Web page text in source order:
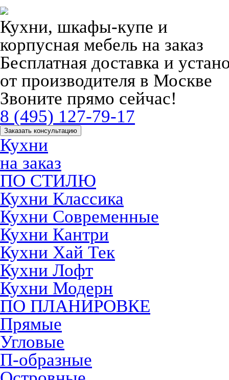
Кухни, шкафы-купе и
корпусная мебель на заказ
Бесплатная доставка и
от производителя в Москве
Звоните прямо сейчас!
8 (495) 127-79-17
Заказать консультацию
Кухни
на заказ
ПО СТИЛЮ
Кухни Классика
Кухни Современные
Кухни Кантри
Кухни Хай Тек
Кухни Лофт
Кухни Модерн
ПО ПЛАНИРОВКЕ
Прямые
Угловые
П-образные